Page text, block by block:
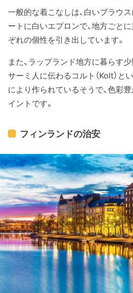
一般的な着こなしは、白いブラウ
ートに白いエプロンで、地方ごと
ぞれの個性を引き出しています。
また、ラップランド地方に暮らす
サーミ人に伝わるコルト（Kolt）と
により作られているそうで、色彩
イントです。
フィンランドの治安